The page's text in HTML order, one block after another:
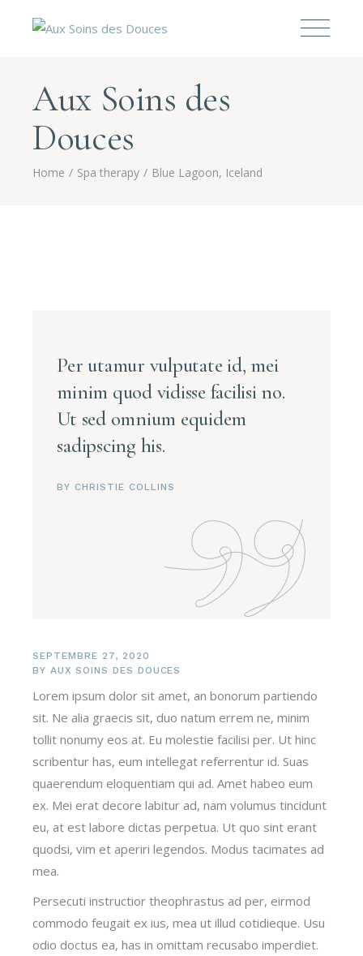
Aux Soins des
Douces
Home Spa therapy Blue Lagoon, Iceland
Per utamur vulputate id, mei
minim quod vidisse facilisi no.
Ut sed omnium equidem
sadipscing his.
BY CHRISTIE COLLINS
SEPTEMBRE 27, 2020
BY AUX SOINS DES DOUCES
Lorem ipsum dolor sit amet, an bonorum partiendo
sit. Ne alia graecis sit, duo natum errem ne, minim
tollit nonumy eos at. Eu molestie facilisi per. Ut hinc
scribentur has, eum intellegat referrentur id. Suas
quaerendum eloquentiam qui ad. Amet habeo eum
ex. Mei erat decore labitur ad, nam volumus tincidunt
eu, at est labore dictas perpetua. Ut quo sint erant
quodsi, vim et aperiri legendos. Modus tacimates ad
mea.
Persecuti instructior theophrastus ad per, eirmod
commodo feugait ex ius, mea ut illud cotidieque. Usu
odio doctus ea, has in omittam recusabo imperdiet.